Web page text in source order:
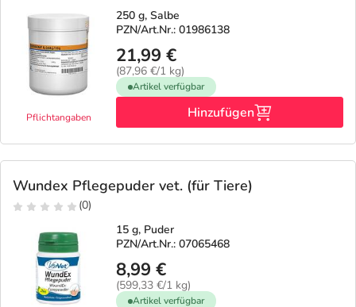
Pflichtangaben
250 g, Salbe
PZN/Art.Nr.: 01986138
21,99 €
(87,96 €/1 kg)
Artikel verfügbar
Hinzufügen
Wundex Pflegepuder vet. (für Tiere)
(0)
15 g, Puder
PZN/Art.Nr.: 07065468
8,99 €
(599,33 €/1 kg)
Artikel verfügbar